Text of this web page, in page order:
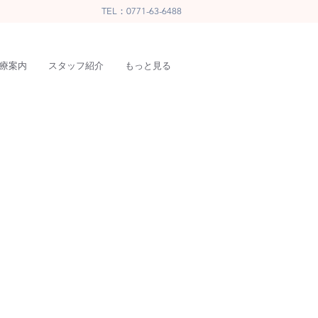
TEL：0771-63-6488
案内 スタッフ紹介 もっと見る